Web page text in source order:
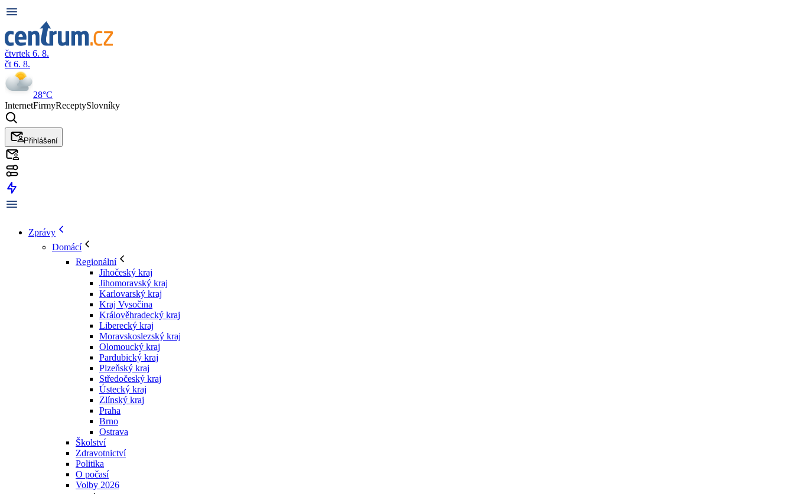
čtvrtek 6. 8.
čt 6. 8.
28°C
InternetFirmyReceptySlovníky
Přihlášení
Zprávy
Domácí
Regionální
Jihočeský kraj
Jihomoravský kraj
Karlovarský kraj
Kraj Vysočina
Králověhradecký kraj
Liberecký kraj
Moravskoslezský kraj
Olomoucký kraj
Pardubický kraj
Plzeňský kraj
Středočeský kraj
Ústecký kraj
Zlínský kraj
Praha
Brno
Ostrava
Školství
Zdravotnictví
Politika
O počasí
Volby 2026